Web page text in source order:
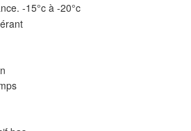
-15°c à -20°c